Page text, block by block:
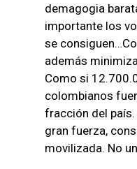
demagogia
importante los
se
además
Como si
colombianos
fracción del país.
gran fuerza,
movilizada. No